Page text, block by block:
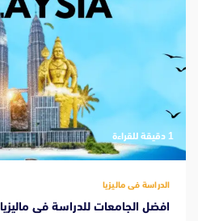
‫1 دقيقة للقراءة
الدراسة فى ماليزيا
افضل الجامعات للدراسة فى ماليزيا